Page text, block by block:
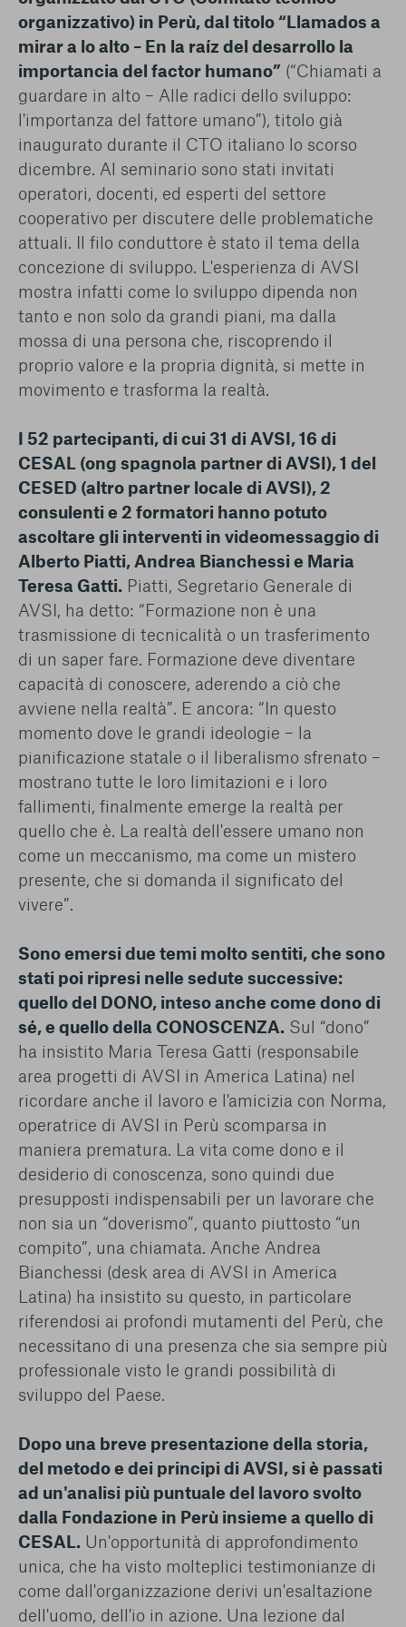
conto del fatto che il blocco di alcuni cookie può
condizionare l’esperienza sulla Piattaforma e il suo
funzionamento. Premendo “Conferma le mie scelte”, la
selezione relativa ai cookie effettuata verrà salvata. Se non è
stata selezionata alcuna opzione, premere questo pulsante
equivarrà a rifiutare tutti i cookie. Per ulteriori informazioni, è
possibile consultare la nostra Ulteriori informazioni
Cookie strettamente necessari
Cookie di analisi
Cookies di marketing
organizzativo) in Perù, dal titolo “Llamados a
mirar a lo alto – En la raíz del desarrollo la
importancia del factor humano” (“Chiamati a
guardare in alto – Alle radici dello sviluppo:
l'importanza del fattore umano”), titolo già
inaugurato durante il CTO italiano lo scorso
dicembre. Al seminario sono stati invitati
operatori, docenti, ed esperti del settore
cooperativo per discutere delle problematiche
attuali. Il filo conduttore è stato il tema della
concezione di sviluppo. L'esperienza di AVSI
mostra infatti come lo sviluppo dipenda non
tanto e non solo da grandi piani, ma dalla
mossa di una persona che, riscoprendo il
proprio valore e la propria dignità, si mette in
movimento e trasforma la realtà.
I 52 partecipanti, di cui 31 di AVSI, 16 di
CESAL (ong spagnola partner di AVSI), 1 del
CESED (altro partner locale di AVSI), 2
consulenti e 2 formatori hanno potuto
ascoltare gli interventi in videomessaggio di
Alberto Piatti, Andrea Bianchessi e Maria
Teresa Gatti. Piatti, Segretario Generale di
AVSI, ha detto: “Formazione non è una
trasmissione di tecnicalità o un trasferimento
di un saper fare. Formazione deve diventare
capacità di conoscere, aderendo a ciò che
avviene nella realtà”. E ancora: “In questo
momento dove le grandi ideologie – la
pianificazione statale o il liberalismo sfrenato –
mostrano tutte le loro limitazioni e i loro
fallimenti, finalmente emerge la realtà per
quello che è. La realtà dell'essere umano non
come un meccanismo, ma come un mistero
presente, che si domanda il significato del
vivere”.
Sono emersi due temi molto sentiti, che sono
stati poi ripresi nelle sedute successive:
quello del DONO, inteso anche come dono di
sé, e quello della CONOSCENZA. Sul “dono”
ha insistito Maria Teresa Gatti (responsabile
area progetti di AVSI in America Latina) nel
ricordare anche il lavoro e l'amicizia con Norma,
operatrice di AVSI in Perù scomparsa in
maniera prematura. La vita come dono e il
desiderio di conoscenza, sono quindi due
presupposti indispensabili per un lavorare che
non sia un “doverismo”, quanto piuttosto “un
compito”, una chiamata. Anche Andrea
Bianchessi (desk area di AVSI in America
Latina) ha insistito su questo, in particolare
riferendosi ai profondi mutamenti del Perù, che
necessitano di una presenza che sia sempre più
professionale visto le grandi possibilità di
sviluppo del Paese.
Dopo una breve presentazione della storia,
del metodo e dei principi di AVSI, si è passati
ad un'analisi più puntuale del lavoro svolto
dalla Fondazione in Perù insieme a quello di
CESAL. Un'opportunità di approfondimento
unica, che ha visto molteplici testimonianze di
come dall'organizzazione derivi un'esaltazione
dell'uomo, dell'io in azione. Una lezione dal